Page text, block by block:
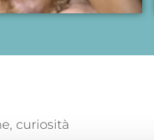
curiosità